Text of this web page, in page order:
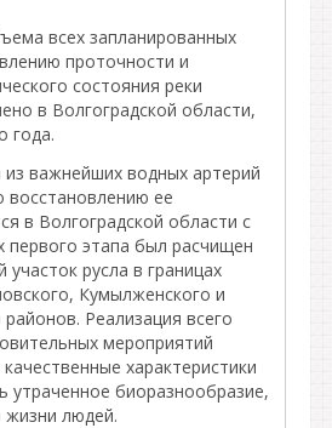
всех запланированных
проточности и
состояния реки
в Волгоградской области,
года.
важнейших водных артерий
восстановлению ее
в Волгоградской области с
первого этапа был расчищен
русла в границах
Кумылженского и
Реализация всего
мероприятий
характеристики
утраченное биоразнообразие,
жизни людей.